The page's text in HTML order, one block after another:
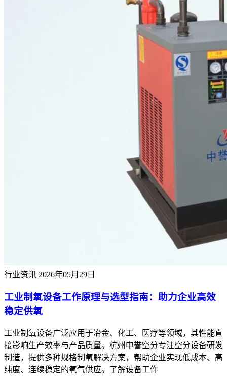
行业资讯 2026年05月29日
工业制氧设备工作原理与选型指南：助力企业高效
稳定供氧
工业制氧设备广泛应用于冶金、化工、医疗等领域，其性能直
接影响生产效率与产品质量。杭州中誉空分专注空分设备研发
制造，提供多种规格制氧解决方案，帮助企业实现低成本、高
纯度、连续稳定的氧气供应。了解设备工作